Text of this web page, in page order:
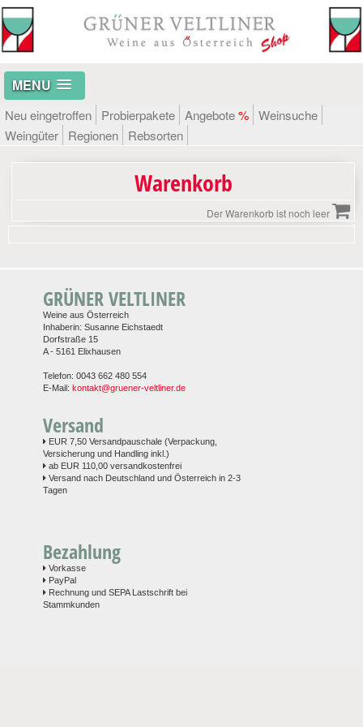
MENU
Neu eingetroffen Probierpakete Angebote% Weinsuche
Weingüter
Regionen Rebsorten
Warenkorb
Der Warenkorb ist noch leer
GRÜNER VELTLINER
Weine aus Österreich
Inhaberin: Susanne Eichstaedt
Dorfstraße 15
A - 5161 Elixhausen
Telefon: 0043 662 480 554
E-Mail: kontakt@gruener-veltliner.de
Versand
EUR 7,50 Versandpauschale (Verpackung,
Versicherung und Handling inkl.)
ab EUR 110,00 versandkostenfrei
Versand nach Deutschland und Österreich in 2-3
Tagen
Bezahlung
Vorkasse
PayPal
Rechnung und SEPA Lastschrift bei
Stammkunden